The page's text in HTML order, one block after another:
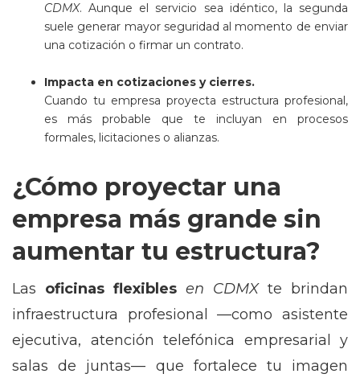
CDMX. Aunque el servicio sea idéntico, la segunda
suele generar mayor seguridad al momento de enviar
una cotización o firmar un contrato.
Impacta en cotizaciones y cierres.
Cuando tu empresa proyecta estructura profesional,
es más probable que te incluyan en procesos
formales, licitaciones o alianzas.
¿Cómo proyectar una
empresa más grande sin
aumentar tu estructura?
Las oficinas flexibles en CDMXte brindan
infraestructura profesional —como asistente
ejecutiva, atención telefónica empresarial y
salas de juntas— que fortalece tu imagen